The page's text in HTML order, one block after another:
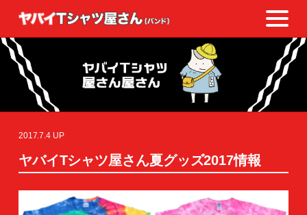
2017.7.4 UP
ヤバイTシャツ屋さん夏グッズ2017情報